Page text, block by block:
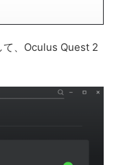
て、Oculus Quest 2